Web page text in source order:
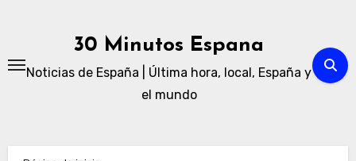
30 Minutos Espana
Noticias de España | Última hora, local, España y
el mundo